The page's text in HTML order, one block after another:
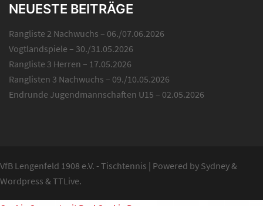
NEUESTE BEITRÄGE
Rangliste 2 Nachwuchs – 06./07.06.2026
Vogtlandspiele – 30./31.05.2026
Rangliste 3 Herren – 17.05.2026
Ranglisten 3 Nachwuchs – 09./10.05.2026
Endrunde Jugendmannschaften U15 – 02.05.2026
VfB Lengenfeld 1908 e.V. - Tischtennis | Powered by Sydney&
Wordpress & TTLive.